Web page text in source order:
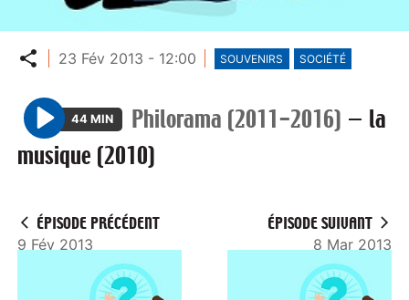
Partager
23 Fév 2013 - 12:00 SOUVENIRS SOCIÉTÉ
P
l
44 MIN Philorama (2011-2016) — la
musique (2010)
ÉPISODE PRÉCÉDENT
9 Fév 2013
ÉPISODE SUIVANT
8 Mar 2013